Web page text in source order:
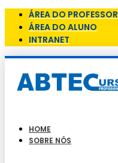
ÁREA DO PROFESSOR
ÁREA DO ALUNO
INTRANET
HOME
SOBRE NÓS